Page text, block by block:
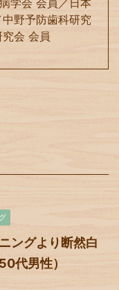
野予防歯科研究
会 会員
ングより断然白
代男性）